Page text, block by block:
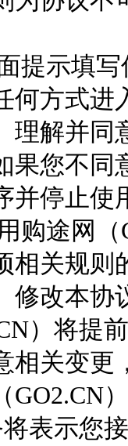
提示填
何方式进
理解并
果您不同
并停止使
购途网
相关规则
修改本协
）将提
相关变
GO2.CN
将表示您